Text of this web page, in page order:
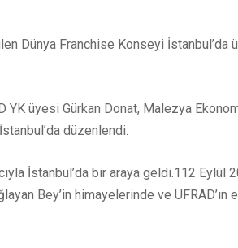
Dünya Franchise Konseyi İstanbul’da
YK üyesi Gürkan Donat, Malezya
düzenlendi.
İstanbul’da bir araya geldi.112 Eylül
Bey’in himayelerinde ve